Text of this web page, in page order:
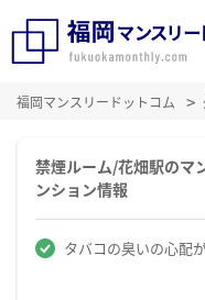
福岡マンスリードットコム
禁煙ルーム/花畑駅のマ
ンション情報
タバコの臭いの心配